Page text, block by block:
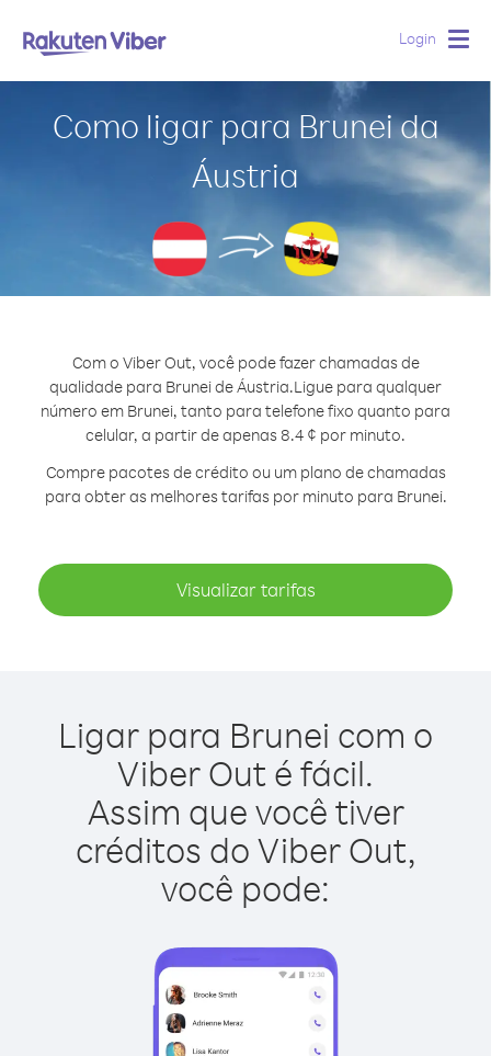
Login
Como ligar para Brunei da
Áustria
Com o Viber Out, você pode fazer chamadas de
qualidade para Brunei de Áustria.Ligue para qualquer
número em Brunei, tanto para telefone fixo quanto para
celular, a partir de apenas 8.4 ¢ por minuto.
Compre pacotes de crédito ou um plano de chamadas
para obter as melhores tarifas por minuto para Brunei.
Visualizar tarifas
Ligar para Brunei com o
Viber Out é fácil.
Assim que você tiver
créditos do Viber Out,
você pode: